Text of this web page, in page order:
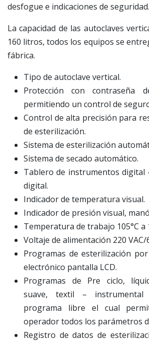
desfogue e indicaciones de seguridad.
La capacidad de las autoclaves
160 litros, todos los equipos se
fábrica.
Tipo de autoclave vertical.
Protección con contraseña
permitiendo un control de
Control de alta precisión para
de esterilización.
Sistema de esterilización
Sistema de secado automático.
Tablero de instrumentos digital
digital.
Indicador de temperatura visual.
Indicador de presión visual,
Temperatura de trabajo 105°C a
Voltaje de alimentación 220 VAC/
Programas de esterilización
electrónico pantalla LCD.
Programas de Pre ciclo,
suave, textil –
programa libre el cual
operador todos los parámetros
Registro de datos de